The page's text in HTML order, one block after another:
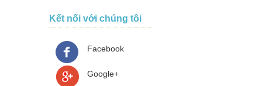
Kết nối với chúng tôi
Facebook
Google+